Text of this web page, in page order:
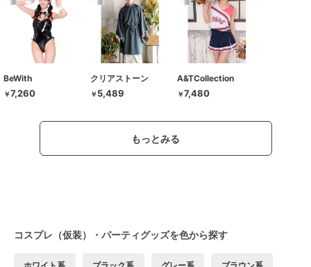
BeWith
￥7,260
クリアストーン
￥ 5,489
A&TCollection
￥7,480
もっとみる
コスプレ（仮装）・パーティグッズを色から探す